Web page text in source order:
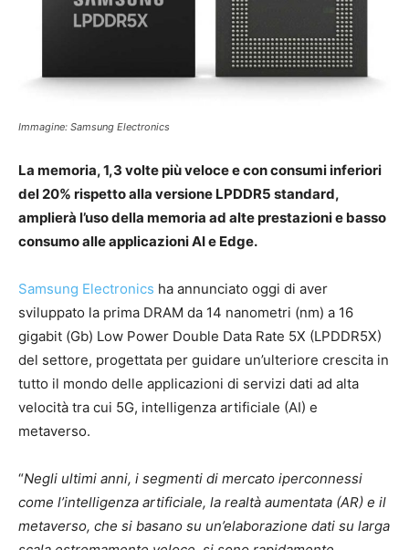
Immagine: Samsung Electronics
La memoria, 1,3 volte più veloce e con consumi inferiori
del 20% rispetto alla versione LPDDR5 standard,
amplierà l’uso della memoria ad alte prestazioni e basso
consumo alle applicazioni AI e Edge.
Samsung Electronics ha annunciato oggi di aver
sviluppato la prima DRAM da 14 nanometri (nm) a 16
gigabit (Gb) Low Power Double Data Rate 5X (LPDDR5X)
del settore, progettata per guidare un’ulteriore crescita in
tutto il mondo delle applicazioni di servizi dati ad alta
velocità tra cui 5G, intelligenza artificiale (AI) e
metaverso.
“Negli ultimi anni, i segmenti di mercato iperconnessi
come l’intelligenza artificiale, la realtà aumentata (AR) e il
metaverso, che si basano su un’elaborazione dati su larga